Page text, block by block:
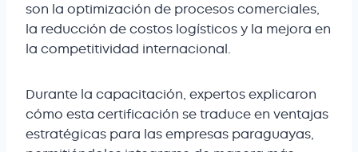
son la optimización de procesos comerciales,
la reducción de costos logísticos y la mejora en
la competitividad internacional.
Durante la capacitación, expertos explicaron
cómo esta certificación se traduce en ventajas
estratégicas para las empresas paraguayas,